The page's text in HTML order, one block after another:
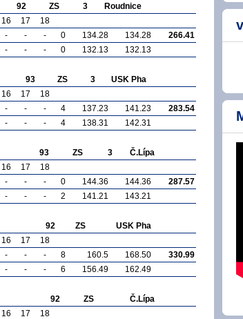
92 ZS 3
Roudnice
16 17
18
- - - 0 134.28 134.28
266.41
- - - 0 132.13 132.13
93 ZS 3
USK Pha
16 17
18
- - - 4 137.23 141.23
283.54
- - - 4 138.31 142.31
93 ZS 3
Č.Lípa
16 17
18
- - - 0 144.36 144.36
287.57
- - - 2 141.21 143.21
92 ZS
USK Pha
16 17
18
- - - 8 160.5 168.50
330.99
- - - 6 156.49 162.49
92 ZS
Č.Lípa
16 17
18